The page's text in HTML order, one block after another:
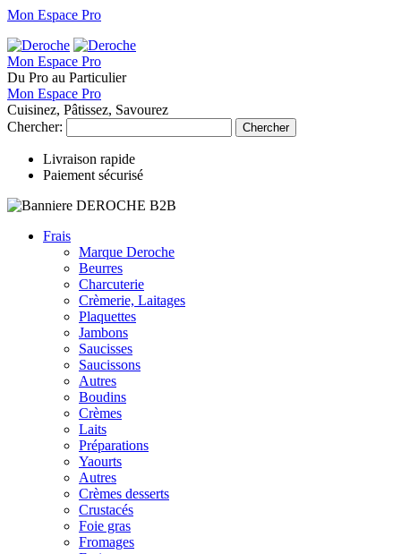
Mon Espace Pro
Mon Espace Pro
Du Pro au Particulier
Mon Espace Pro
Cuisinez, Pâtissez, Savourez
Chercher:
Chercher
Livraison rapide
Paiement sécurisé
Frais
Marque Deroche
Beurres
Charcuterie
Crèmerie, Laitages
Plaquettes
Jambons
Saucisses
Saucissons
Autres
Boudins
Crèmes
Laits
Préparations
Yaourts
Autres
Crèmes desserts
Crustacés
Foie gras
Fromages